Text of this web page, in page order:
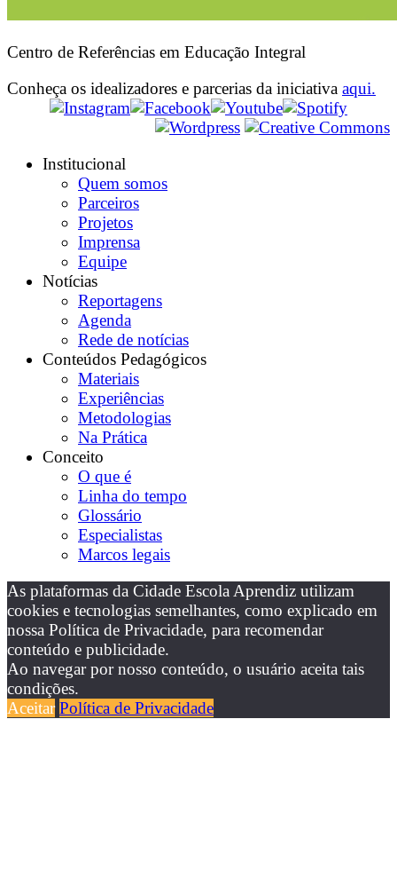
Centro de Referências em Educação Integral
Conheça os idealizadores e parcerias da iniciativa aqui.
Institucional
Quem somos
Parceiros
Projetos
Imprensa
Equipe
Notícias
Reportagens
Agenda
Rede de notícias
Conteúdos Pedagógicos
Materiais
Experiências
Metodologias
Na Prática
Conceito
O que é
Linha do tempo
Glossário
Especialistas
Marcos legais
As plataformas da Cidade Escola Aprendiz utilizam
cookies e tecnologias semelhantes, como explicado em
nossa Política de Privacidade, para recomendar
conteúdo e publicidade.
Ao navegar por nosso conteúdo, o usuário aceita tais
condições.
Aceitar Política de Privacidade